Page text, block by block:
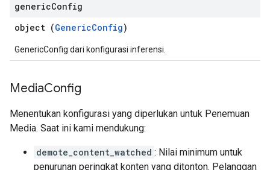
genericConfig
object (GenericConfig)
GenericConfig dari konfigurasi inferensi.
MediaConfig
Menentukan konfigurasi yang diperlukan untuk Penemuan
Media. Saat ini kami mendukung:
demote_content_watched : Nilai minimum untuk
penurunan peringkat konten yang ditonton. Pelanggan